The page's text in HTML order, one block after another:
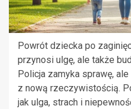
Powrót dziecka po
przynosi ulgę, ale także
Policja zamyka sprawę,
z nową rzeczywistością.
jak ulga, strach i